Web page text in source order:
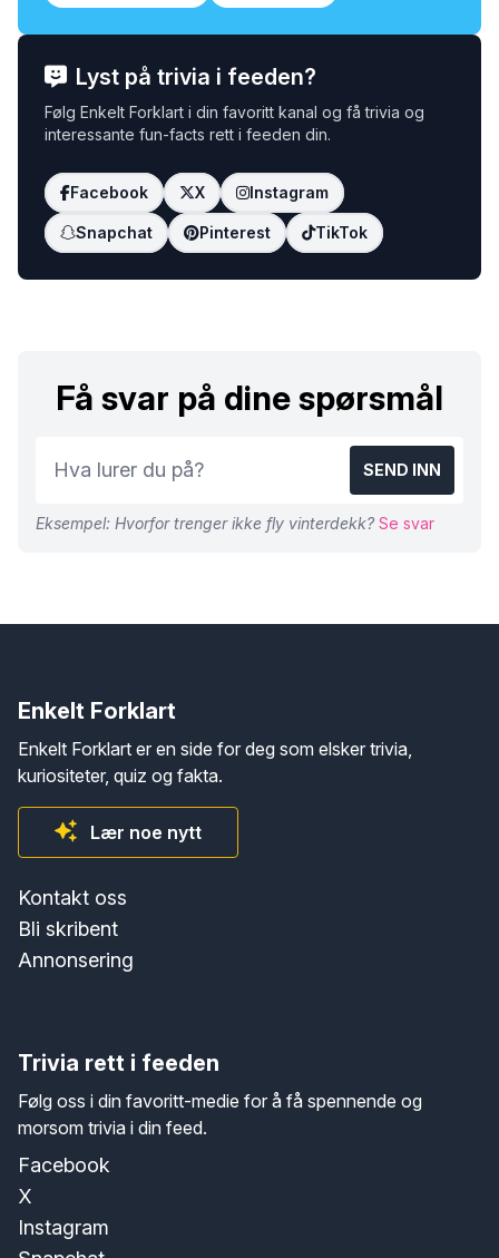
Lyst på trivia i feeden?
Følg Enkelt Forklart i din favoritt kanal og få trivia og
interessante fun-facts rett i feeden din.
Facebook X Instagram
Snapchat Pinterest TikTok
Få svar på dine spørsmål
SEND INN
Eksempel: Hvorfor trenger ikke fly vinterdekk? Se svar
Enkelt Forklart
Enkelt Forklart er en side for deg som elsker trivia,
kuriositeter, quiz og fakta.
Lær noe nytt
Kontakt oss
Bli skribent
Annonsering
Trivia rett i feeden
Følg oss i din favoritt-medie for å få spennende og
morsom trivia i din feed.
Facebook
X
Instagram